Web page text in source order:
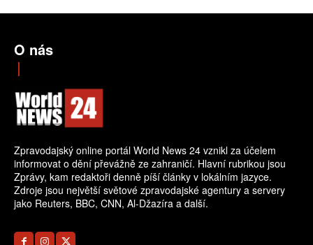
O nás
Zpravodajský online portál World News 24 vznikl za účelem
informovat o dění převážně ze zahraničí. Hlavní rubrikou jsou
Zprávy, kam redaktoři denně píší články v lokálním jazyce.
Zdroje jsou největší světové zpravodajské agentury a servery
jako Reuters, BBC, CNN, Al-Džazíra a další.